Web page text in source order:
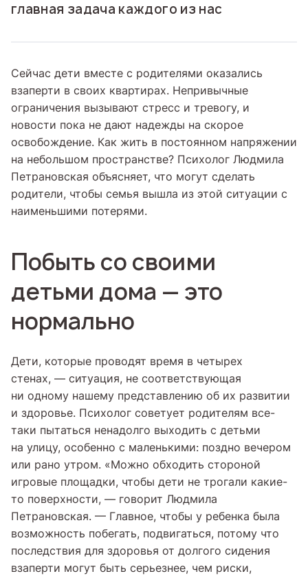
главная задача каждого из нас
Сейчас дети вместе с родителями оказались
взаперти в своих квартирах. Непривычные
ограничения вызывают стресс и тревогу, и
новости пока не дают надежды на скорое
освобождение. Как жить в постоянном напряжении
на небольшом пространстве? Психолог Людмила
Петрановская объясняет, что могут сделать
родители, чтобы семья вышла из этой ситуации с
наименьшими потерями.
Побыть со своими
детьми дома — это
нормально
Дети, которые проводят время в четырех
стенах, — ситуация, не соответствующая
ни одному нашему представлению об их развитии
и здоровье. Психолог советует родителям все-
таки пытаться ненадолго выходить с детьми
на улицу, особенно с маленькими: поздно вечером
или рано утром. «Можно обходить стороной
игровые площадки, чтобы дети не трогали какие-
то поверхности, — говорит Людмила
Петрановская. — Главное, чтобы у ребенка была
возможность побегать, подвигаться, потому что
последствия для здоровья от долгого сидения
взаперти могут быть серьезнее, чем риски,